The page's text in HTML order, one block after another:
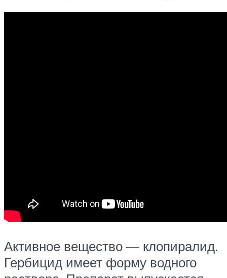
Активное вещество — клопиралид.
Гербицид имеет форму водного